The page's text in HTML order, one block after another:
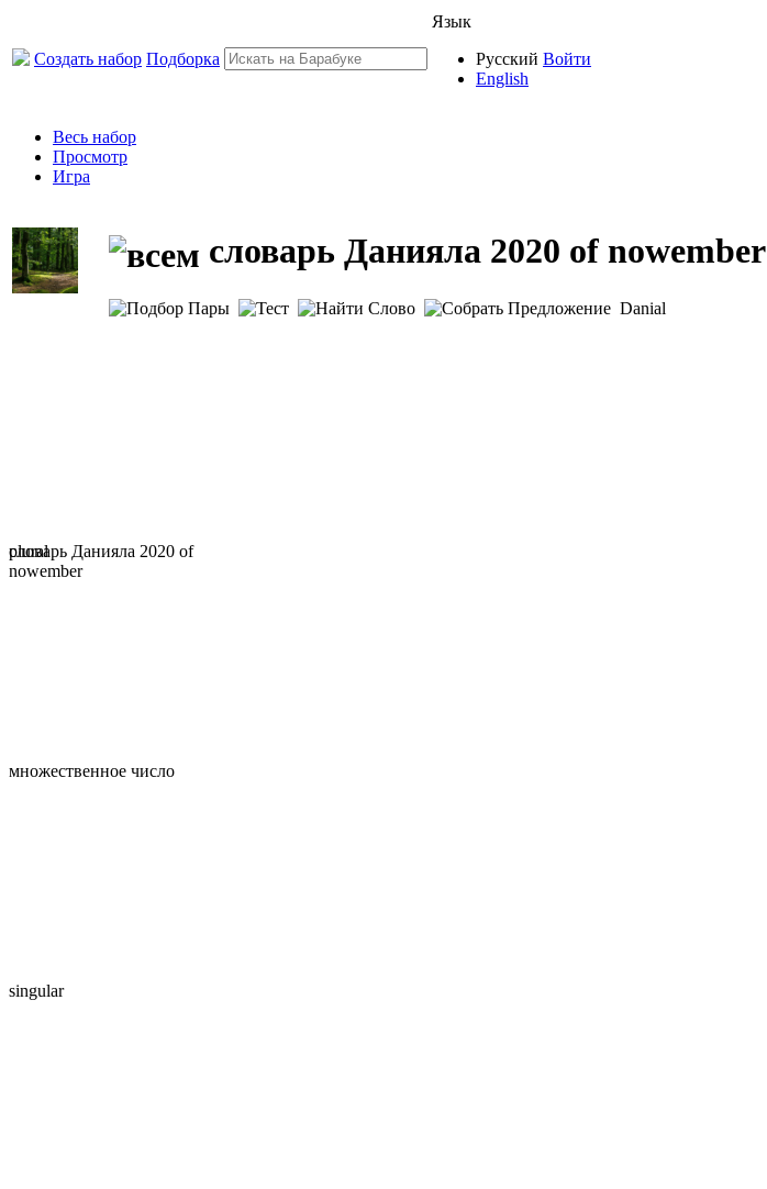
Создать набор Подборка
Язык
Русский
English
Войти
Весь набор
Просмотр
Игра
словарь Данияла 2020 of nowember
Danial
словарь Данияла 2020 of
nowember
plural
множественное число
singular